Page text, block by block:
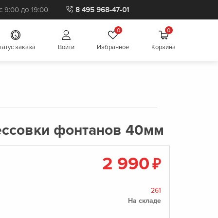
9:00 до 19:00 8 495 968-47-01
заказа Войти
0
Избранное
0
Корзина
фонтанов 40мм
2 990 ₽
261
На складе